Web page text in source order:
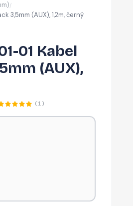
/
3,5mm (AUX), 1,2m, černý
01 Kabel
(AUX),
(1)